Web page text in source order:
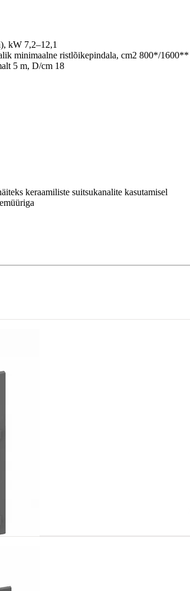
kW 7,2–12,1
minimaalne ristlõikepindala, cm2 800*/1600**
5 m, D/cm 18
keraamiliste suitsukanalite kasutamisel